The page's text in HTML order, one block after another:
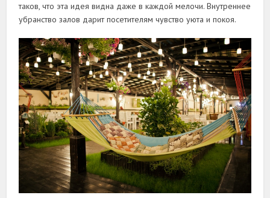
таков, что эта идея видна даже в каждой мелочи. Внутреннее
убранство залов дарит посетителям чувство уюта и покоя.